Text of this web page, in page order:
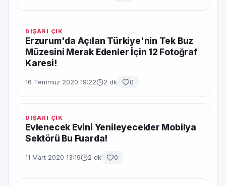
DIŞARI ÇIK
Erzurum'da Açılan Türkiye'nin Tek Buz
Müzesini Merak Edenler İçin 12 Fotoğraf
Karesi!
16 Temmuz 2020 19:22 2 dk 0
DIŞARI ÇIK
Evlenecek Evini Yenileyecekler Mobilya
Sektörü Bu Fuarda!
11 Mart 2020 13:19 2 dk 0